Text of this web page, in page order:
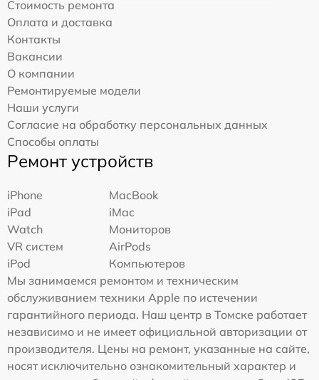
Стоимость ремонта
Оплата и доставка
Контакты
Вакансии
О компании
Ремонтируемые модели
Наши услуги
Согласие на обработку персональных данных
Способы оплаты
Ремонт устройств
iPhone
MacBook
iPad
iMac
Watch
Мониторов
VR систем
AirPods
iPod
Компьютеров
Мы занимаемся ремонтом и техническим
обслуживанием техники Apple по истечении
гарантийного периода. Наш центр в Томске работает
независимо и не имеет официальной авторизации от
производителя. Цены на ремонт, указанные на сайте,
носят исключительно ознакомительный характер и